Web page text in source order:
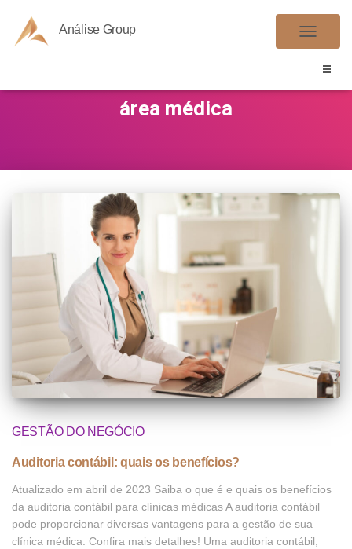
Análise Group
área médica
GESTÃO DO NEGÓCIO
Auditoria contábil: quais os benefícios?
Atualizado em abril de 2023 Saiba o que é e quais os benefícios
da auditoria contábil para clínicas médicas A auditoria contábil
pode proporcionar diversas vantagens para a gestão de sua
clínica médica. Confira mais detalhes! Uma auditoria contábil,